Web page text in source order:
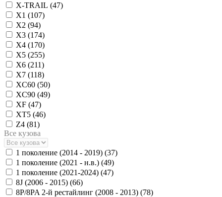
X-TRAIL (47)
X1 (107)
X2 (94)
X3 (174)
X4 (170)
X5 (255)
X6 (211)
X7 (118)
XC60 (50)
XC90 (49)
XF (47)
XT5 (46)
Z4 (81)
Все кузова
1 поколение (2014 - 2019) (37)
1 поколение (2021 - н.в.) (49)
1 поколение (2021-2024) (47)
8J (2006 - 2015) (66)
8P/8PA 2-й рестайлинг (2008 - 2013) (78)